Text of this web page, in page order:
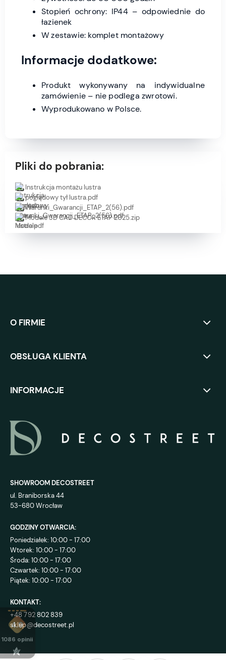
Stopień ochrony: IP44 – odpowiednie do
łazienek
W zestawie: komplet montażowy
Informacje dodatkowe:
Produkt wykonywany na indywidualne
zamówienie – nie podlega zwrotowi.
Wyprodukowano w Polsce.
Pliki do pobrania:
Instrukcja montażu lustra
poglądowy tył lustra.pdf
Warunki_Gwarancji_ETAP_2(56).pdf
Modele 3D CAD DECOR ETAP 2025.zip
O FIRMIE
OBSŁUGA KLIENTA
INFORMACJE
SHOWROOM DECOSTREET
ul. Braniborska 44
53-680 Wrocław
GODZINY OTWARCIA:
Poniedziałek: 10:00 - 17:00
Wtorek: 10:00 - 17:00
Środa: 10:00 - 17:00
Czwartek: 10:00 - 17:00
Piątek: 10:00 - 17:00
KONTAKT:
+48 792 802 839
sklep@decostreet.pl
4.9
1086 opinii